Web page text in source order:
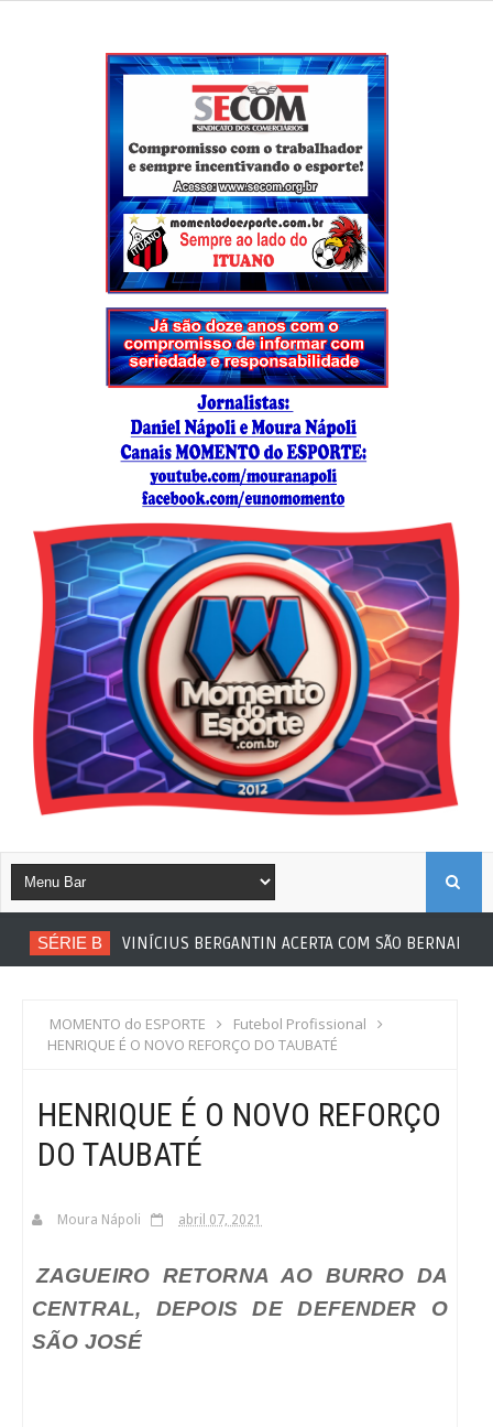
SÉRIE B VINÍCIUS BERGANTIN ACERTA COM SÃO BERNARDO
MOMENTO do ESPORTE
Futebol Profissional
HENRIQUE É O NOVO REFORÇO DO TAUBATÉ
HENRIQUE É O NOVO REFORÇO
DO TAUBATÉ
Moura Nápoli abril 07, 2021
ZAGUEIRO RETORNA AO BURRO DA
CENTRAL, DEPOIS DE DEFENDER O
SÃO JOSÉ